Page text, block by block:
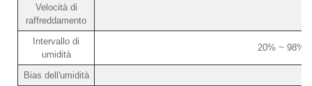
Velocità di
raffreddamento
Intervallo di
umidità
20% ~ 98%
Bias dell'umidità